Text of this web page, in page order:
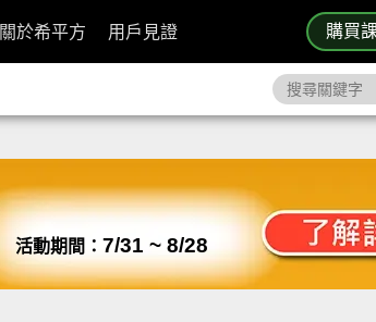
購買
關於希平方 用戶見證
活動期間： 7/31 ~ 8/28